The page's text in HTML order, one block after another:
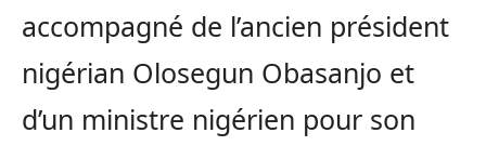
accompagné de l’ancien président
nigérian Olosegun Obasanjo et
d’un ministre nigérien pour son